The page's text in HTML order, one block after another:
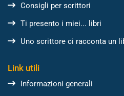
Consigli per scrittori
Ti presento i miei... libri
Uno scrittore ci racconta un
Link utili
Informazioni generali